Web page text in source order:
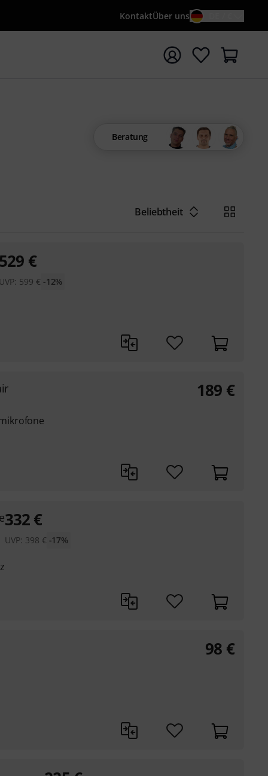
KontaktÜber uns
mit Suchwort {searchTerm} starten
Beratung
Beliebtheit
€
599 € -12%
189 €
332€
UVP: 398 € -17%
98 €